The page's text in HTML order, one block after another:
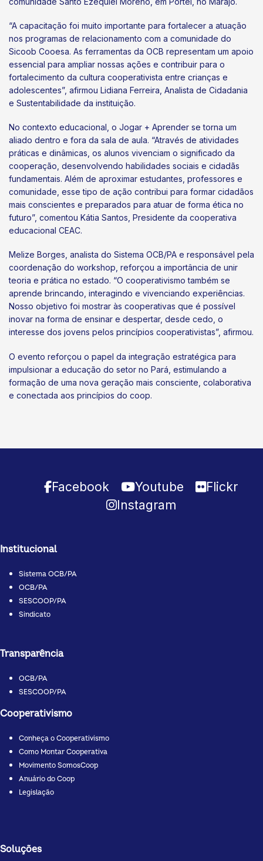
“A capacitação foi muito importante para fortalecer a atuação
nos programas de relacionamento com a comunidade do
Sicoob Cooesa. As ferramentas da OCB representam um apoio
essencial para ampliar nossas ações e contribuir para o
fortalecimento da cultura cooperativista entre crianças e
adolescentes”, afirmou Lidiana Ferreira, Analista de Cidadania
e Sustentabilidade da instituição.
No contexto educacional, o Jogar + Aprender se torna um
aliado dentro e fora da sala de aula. “Através de atividades
práticas e dinâmicas, os alunos vivenciam o significado da
cooperação, desenvolvendo habilidades sociais e cidadãs
fundamentais. Além de aproximar estudantes, professores e
comunidade, esse tipo de ação contribui para formar cidadãos
mais conscientes e preparados para atuar de forma ética no
futuro”, comentou Kátia Santos, Presidente da cooperativa
educacional CEAC.
Melize Borges, analista do Sistema OCB/PA e responsável pela
coordenação do workshop, reforçou a importância de unir
teoria e prática no estado. “O cooperativismo também se
aprende brincando, interagindo e vivenciando experiências.
Nosso objetivo foi mostrar às cooperativas que é possível
inovar na forma de ensinar e despertar, desde cedo, o
interesse dos jovens pelos princípios cooperativistas”, afirmou.
O evento reforçou o papel da integração estratégica para
impulsionar a educação do setor no Pará, estimulando a
formação de uma nova geração mais consciente, colaborativa
e conectada aos princípios do coop.
Facebook Youtube
Flickr
Instagram
Institucional
Sistema OCB/PA
OCB/PA
SESCOOP/PA
Sindicato
Transparência
OCB/PA
SESCOOP/PA
Cooperativismo
Conheça o Cooperativismo
Como Montar Cooperativa
Movimento SomosCoop
Anuário do Coop
Legislação
Soluções